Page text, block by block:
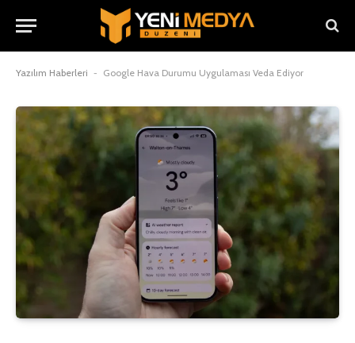
Yazılım Haberleri - Google Hava Durumu Uygulaması Veda Ediyor